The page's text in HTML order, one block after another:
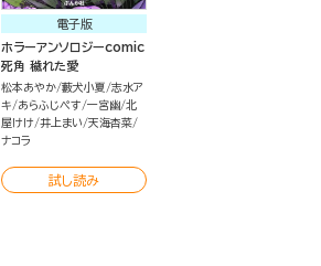
電子版
ホラーアンソロジーcomic
死角 穢れた愛
松本あやか 藪犬小夏 志水ア
キ
あらふじぺす 一宮幽 北
屋けけ 井上まい 天海杏菜
ナコラ
試し読み